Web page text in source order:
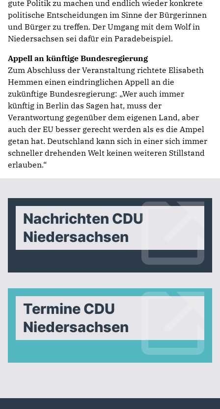
gute Politik zu machen und endlich wieder konkrete
politische Entscheidungen im Sinne der Bürgerinnen
und Bürger zu treffen. Der Umgang mit dem Wolf in
Niedersachsen sei dafür ein Paradebeispiel.
Appell an künftige Bundesregierung
Zum Abschluss der Veranstaltung richtete Elisabeth
Hemmen einen eindringlichen Appell an die
zukünftige Bundesregierung: „Wer auch immer
künftig in Berlin das Sagen hat, muss der
Verantwortung gegenüber dem eigenen Land, aber
auch der EU besser gerecht werden als es die Ampel
getan hat. Deutschland kann sich in einer sich immer
schneller drehenden Welt keinen weiteren Stillstand
erlauben.“
Nachrichten CDU
Niedersachsen
Termine CDU
Niedersachsen